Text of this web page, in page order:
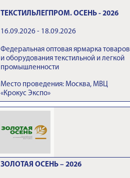
ТЕКСТИЛЬЛЕГПРОМ. ОСЕНЬ - 2026
16.09.2026 - 18.09.2026
Федеральная оптовая ярмарка товаров
и оборудования текстильной и легкой
промышленности
Место проведения: Москва, МВЦ
«Крокус Экспо»
ЗОЛОТАЯ ОСЕНЬ – 2026